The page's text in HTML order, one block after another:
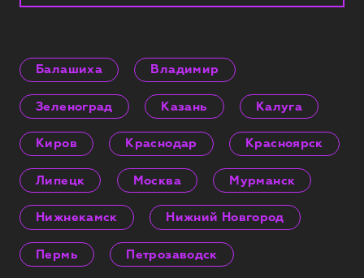
Балашиха Владимир
Зеленоград Казань Калуга
Киров Краснодар Красноярск
Липецк Москва Мурманск
Нижнекамск Нижний Новгород
Пермь Петрозаводск